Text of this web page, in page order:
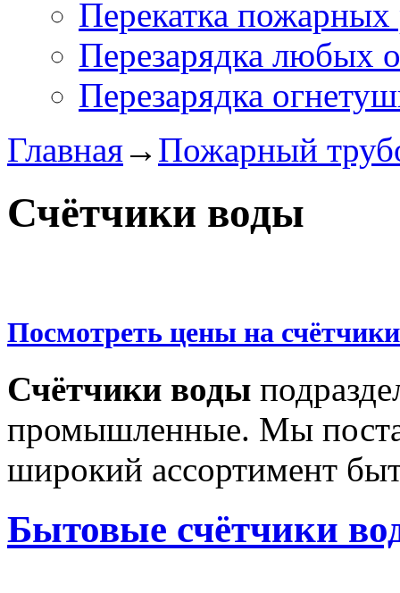
Перекатка пожарных
Перезарядка любых
Перезарядка
Главная→ Пожарный
Счётчики воды
Посмотреть цены на
Счётчики воды
промышленные. Мы
широкий ассортимент
Бытовые счётчики